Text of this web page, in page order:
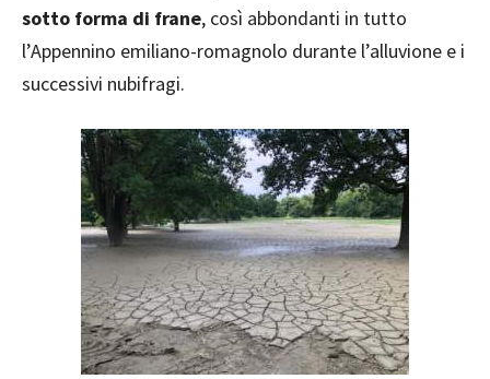
sotto forma di frane, così abbondanti in tutto
l’Appennino emiliano-romagnolo durante l’alluvione e i
successivi nubifragi.